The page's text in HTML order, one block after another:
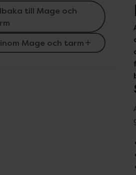
till Mage och
Mage och tarm